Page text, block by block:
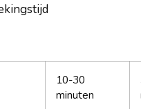
10-30
minuten